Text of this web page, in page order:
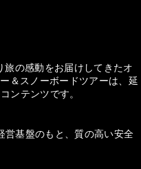
の感動をお届けしてきたオ
＆スノーボードツアーは、延
ンテンツです。
営基盤のもと、質の高い安全